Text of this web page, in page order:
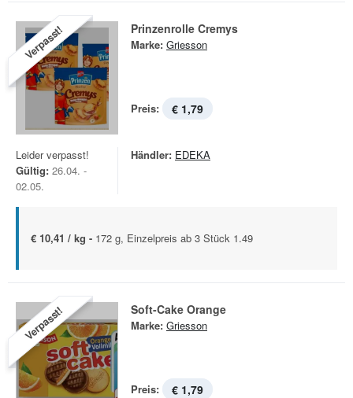
Verpasst! Prinzenrolle Cremys
Marke: Griesson
Preis: € 1,79
Leider verpasst!
Gültig: 26.04. -
02.05.
Händler: EDEKA
€ 10,41 / kg - 172 g, Einzelpreis ab 3 Stück 1.49
Verpasst! Soft-Cake Orange
Marke: Griesson
Preis: € 1,79